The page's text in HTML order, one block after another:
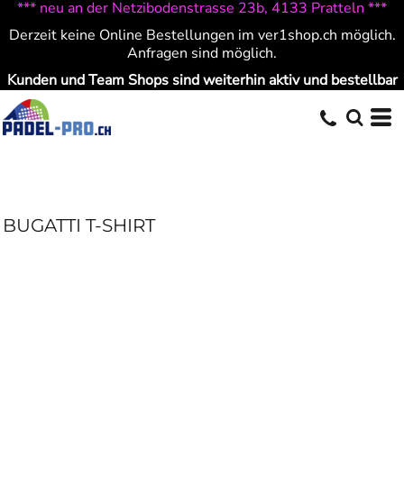
*** neu an der Netzibodenstrasse 23b, 4133 Pratteln ***
Derzeit keine Online Bestellungen im ver1shop.ch möglich.
Anfragen sind möglich.
Kunden und Team Shops sind weiterhin aktiv und bestellbar
BUGATTI T-SHIRT